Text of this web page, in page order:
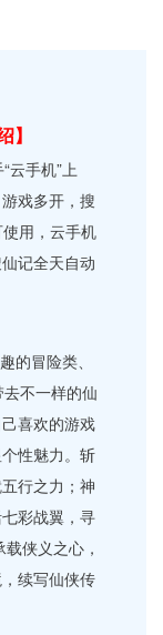
】
手机”上
戏多开，搜
用，云手机
记全天自动
冒险类、
不一样的仙
喜欢的游戏
性魅力。斩
行之力；神
彩战翼，寻
侠义之心，
续写仙侠传